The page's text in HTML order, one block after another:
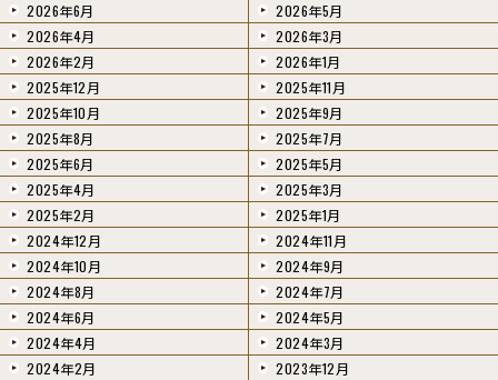
2026年6月
2026年5月
2026年4月
2026年3月
2026年2月
2026年1月
2025年12月
2025年11月
2025年10月
2025年9月
2025年8月
2025年7月
2025年6月
2025年5月
2025年4月
2025年3月
2025年2月
2025年1月
2024年12月
2024年11月
2024年10月
2024年9月
2024年8月
2024年7月
2024年6月
2024年5月
2024年4月
2024年3月
2024年2月
2023年12月